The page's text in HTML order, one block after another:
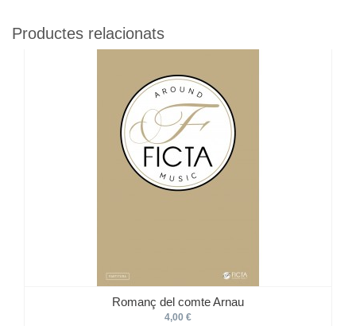
Productes relacionats
Romanç del comte Arnau
4,00 €